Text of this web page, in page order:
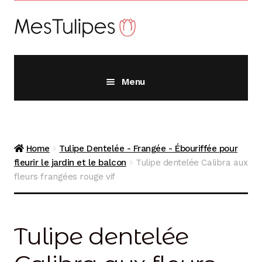
à
navigation
au
Menu
Crocus
Fritillaires
Jacinthes
Home
Tulipe Dentelée - Frangée - Ébouriffée pour
fleurir le jardin et le balcon
Tulipe dentelée Calibra aux
fleurs frangées rouge vif
Tulipe dentelée